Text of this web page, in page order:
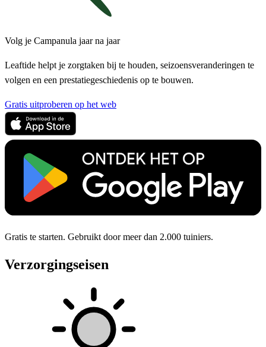
Volg je Campanula jaar na jaar
Leaftide helpt je zorgtaken bij te houden, seizoensveranderingen te
volgen en een prestatiegeschiedenis op te bouwen.
Gratis uitproberen op het web
Gratis te starten. Gebruikt door meer dan 2.000 tuiniers.
Verzorgingseisen